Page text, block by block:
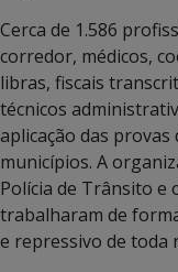
Cerca de 1.586
corredor, médicos,
libras, fiscais
técnicos
aplicação das
municípios. A
Polícia de Trânsito e
trabalharam de
e repressivo de toda